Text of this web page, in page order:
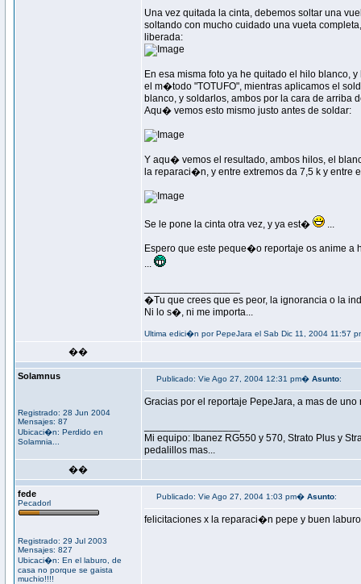
Una vez quitada la cinta, debemos soltar una
soltando con mucho cuidado una vueta
liberada:
En esa misma foto ya he quitado el hilo blanco,
el m�todo "TOTUFO", mientras aplicamos el
blanco, y soldarlos, ambos por la cara de arriba
Aqu� vemos esto mismo justo antes de soldar:
Y aqu� vemos el resultado, ambos hilos, el
la reparaci�n, y entre extremos da 7,5 k y entre
Se le pone la cinta otra vez, y ya est� ...
Espero que este peque�o reportaje os anime
...
�Tu que crees que es peor, la ignorancia o la
Ni lo s�, ni me importa...
Ultima edici�n por PepeJara el Sab Dic 11, 2004 11:57
��
Solamnus
Registrado: 28 Jun 2004
Mensajes: 87
Ubicaci�n: Perdido en
Solamnia...
Publicado: Vie Ago 27, 2004 12:31 pm� Asunto:
Gracias por el reportaje PepeJara, a mas de
Mi equipo: Ibanez RG550 y 570, Strato Plus y
pedalillos mas...
��
fede
Pecadorl
Registrado: 29 Jul 2003
Mensajes: 827
Ubicaci�n: En el laburo, de
casa no porque se gaista
muchio!!!!
Publicado: Vie Ago 27, 2004 1:03 pm� Asunto:
felicitaciones x la reparaci�n pepe y buen